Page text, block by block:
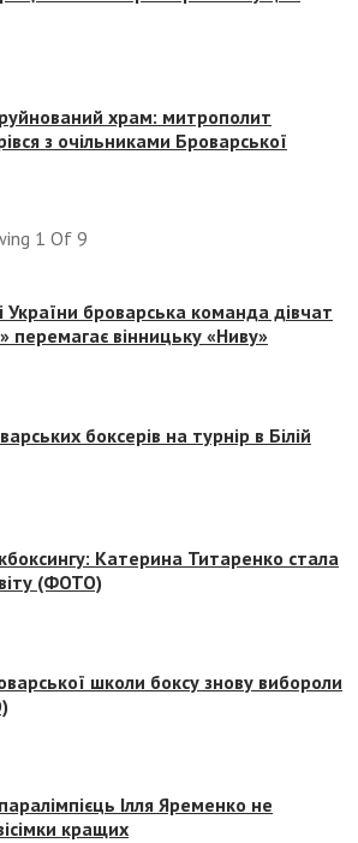
храм: митрополит
з очільниками Броварської
1 Of 9
України броварська команда дівчат
перемагає вінницьку «Ниву»
боксерів на турнір в Білій
Катерина Титаренко стала
(ФОТО)
школи боксу знову вибороли
Ілля Яременко не
кращих